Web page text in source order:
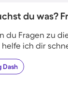
du was?
du Fragen zu
helfe ich dir
Dash